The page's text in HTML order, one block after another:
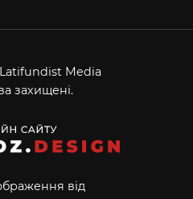
Media
захищені.
від